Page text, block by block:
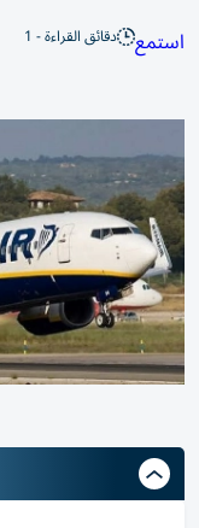
استمع دقائق القراءة - 1